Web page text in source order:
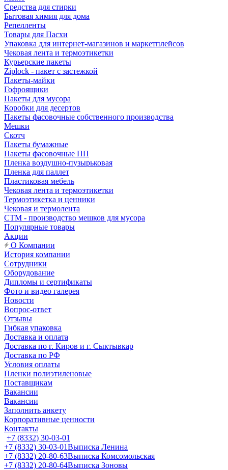
Средства для стирки
Бытовая химия для дома
Репелленты
Товары для Пасхи
Упаковка для интернет-магазинов и маркетплейсов
Чековая лента и термоэтикетки
Курьерские пакеты
Ziplock - пакет с застежкой
Пакеты-майки
Гофроящики
Пакеты для мусора
Коробки для десертов
Пакеты фасовочные собственного производства
Мешки
Скотч
Пакеты бумажные
Пакеты фасовочные ПП
Пленка воздушно-пузырьковая
Пленка для паллет
Пластиковая мебель
Чековая лента и термоэтикетки
Термоэтикетка и ценники
Чековая и термолента
СТМ - производство мешков для мусора
Популярные товары
Акции
О Компании
История компании
Сотрудники
Оборудование
Дипломы и сертификаты
Фото и видео галерея
Новости
Вопрос-ответ
Отзывы
Гибкая упаковка
Доставка и оплата
Доставка по г. Киров и г. Сыктывкар
Доставка по РФ
Условия оплаты
Пленки полиэтиленовые
Поставщикам
Вакансии
Вакансии
Заполнить анкету
Корпоративные ценности
Контакты
+7 (8332) 30-03-01
+7 (8332) 30-03-01Выписка Ленина
+7 (8332) 20-80-63Выписка Комсомольская
+7 (8332) 20-80-64Выписка Зоновы